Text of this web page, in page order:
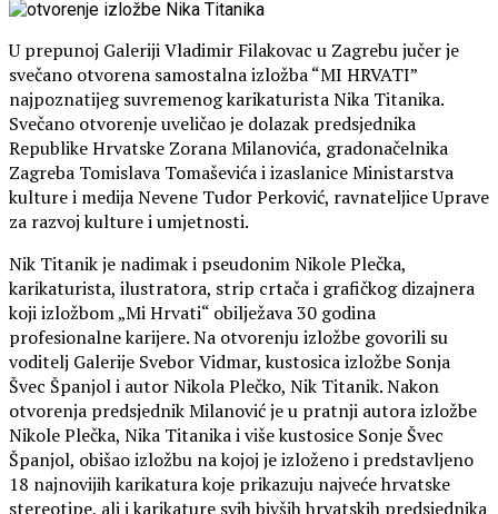
U prepunoj Galeriji Vladimir Filakovac u Zagrebu jučer je
svečano otvorena samostalna izložba “MI HRVATI”
najpoznatijeg suvremenog karikaturista Nika Titanika.
Svečano otvorenje uveličao je dolazak predsjednika
Republike Hrvatske Zorana Milanovića, gradonačelnika
Zagreba Tomislava Tomaševića i izaslanice Ministarstva
kulture i medija Nevene Tudor Perković, ravnateljice Uprave
za razvoj kulture i umjetnosti.
Nik Titanik je nadimak i pseudonim Nikole Plečka,
karikaturista, ilustratora, strip crtača i grafičkog dizajnera
koji izložbom „Mi Hrvati“ obilježava 30 godina
profesionalne karijere. Na otvorenju izložbe govorili su
voditelj Galerije Svebor Vidmar, kustosica izložbe Sonja
Švec Španjol i autor Nikola Plečko, Nik Titanik. Nakon
otvorenja predsjednik Milanović je u pratnji autora izložbe
Nikole Plečka, Nika Titanika i više kustosice Sonje Švec
Španjol, obišao izložbu na kojoj je izloženo i predstavljeno
18 najnovijih karikatura koje prikazuju najveće hrvatske
stereotipe, ali i karikature svih bivših hrvatskih predsjednika